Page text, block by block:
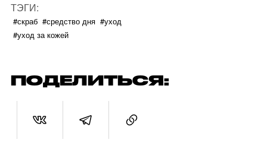
ТЭГИ:
#скраб #средство дня #уход
#уход за кожей
ПОДЕЛИТЬСЯ: